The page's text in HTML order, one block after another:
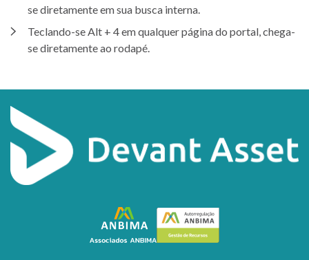
se diretamente em sua busca interna.
Teclando-se Alt + 4 em qualquer página do portal, chega-
se diretamente ao rodapé.